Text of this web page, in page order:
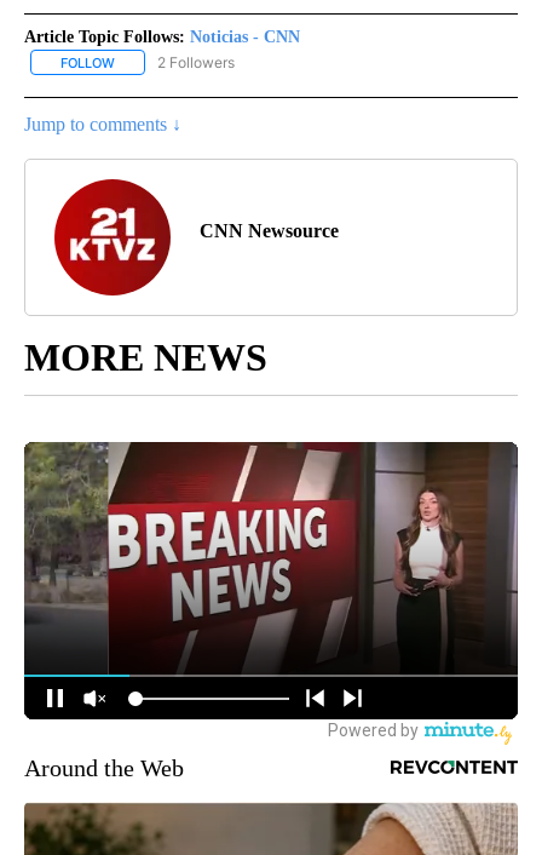
Article Topic Follows: Noticias - CNN
FOLLOW FOLLOW "NOTICIAS - CNN" TO RECEIVE NOTIFICATIONS ABOUT
2 Followers
Jump to comments ↓
CNN Newsource
MORE NEWS
Around the Web